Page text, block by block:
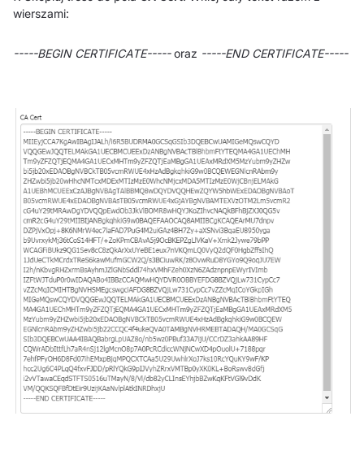
wierszami:
-----BEGIN CERTIFICATE-----oraz -----END CERTIFICATE-----